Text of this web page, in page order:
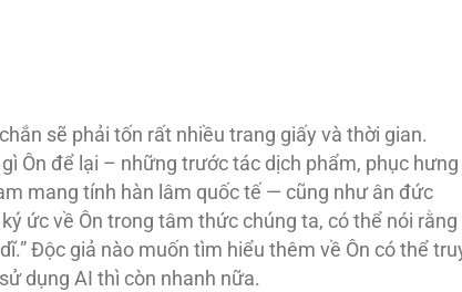
sẽ phải tốn rất nhiều trang giấy và thời gian.
Ôn để lại – những trước tác dịch phẩm, phục hưng
mang tính hàn lâm quốc tế — cũng như ân đức
ức về Ôn trong tâm thức chúng ta, có thể nói rằng
Độc giả nào muốn tìm hiểu thêm về Ôn có thể
dụng AI thì còn nhanh nữa.